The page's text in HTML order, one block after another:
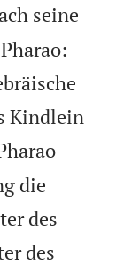
seine
Kindlein
die
des
des